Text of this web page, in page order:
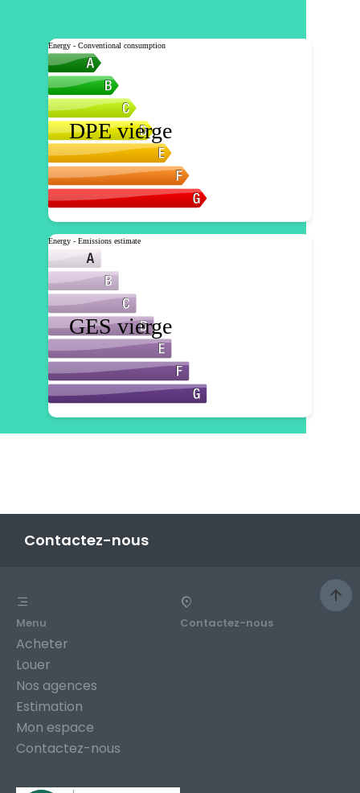
Contactez-nous
Menu
Acheter
Louer
Nos agences
Estimation
Mon espace
Contactez-nous
Contactez-nous